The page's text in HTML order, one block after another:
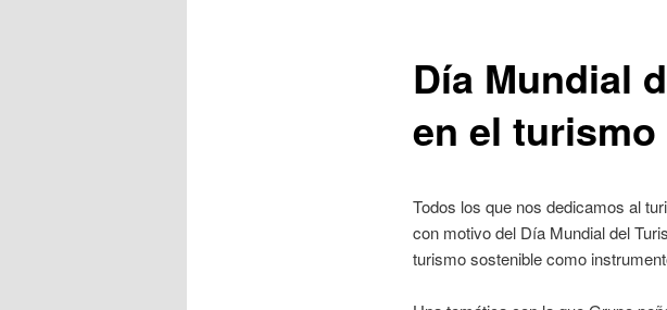
Día Mundial
en el
Todos los que nos dedicamos al
con motivo del Día Mundial del
turismo sostenible como